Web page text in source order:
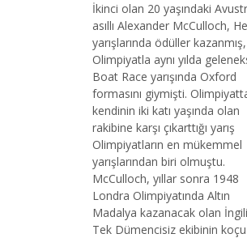
İkinci olan 20 yaşındaki
asıllı Alexander McCulloch,
yarışlarında ödüller kazanmış,
Olimpiyatla aynı yılda
Boat Race yarışında Oxford
formasını giymişti.
kendinin iki katı yaşında olan
rakibine karşı çıkarttığı yarış
Olimpiyatların en mükemmel
yarışlarından biri olmuştu.
McCulloch, yıllar sonra 1948
Londra Olimpiyatında Altın
Madalya kazanacak olan
Tek Dümencisiz ekibinin koçu